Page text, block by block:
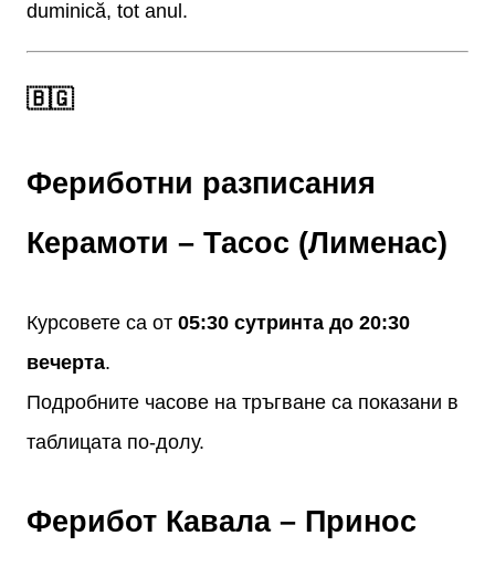
duminică, tot anul.
🇧🇬
Фериботни разписания
Керамоти – Тасос (Лименас)
Курсовете са от 05:30 сутринта до 20:30
вечерта.
Подробните часове на тръгване са показани в
таблицата по-долу.
Ферибот Кавала – Принос